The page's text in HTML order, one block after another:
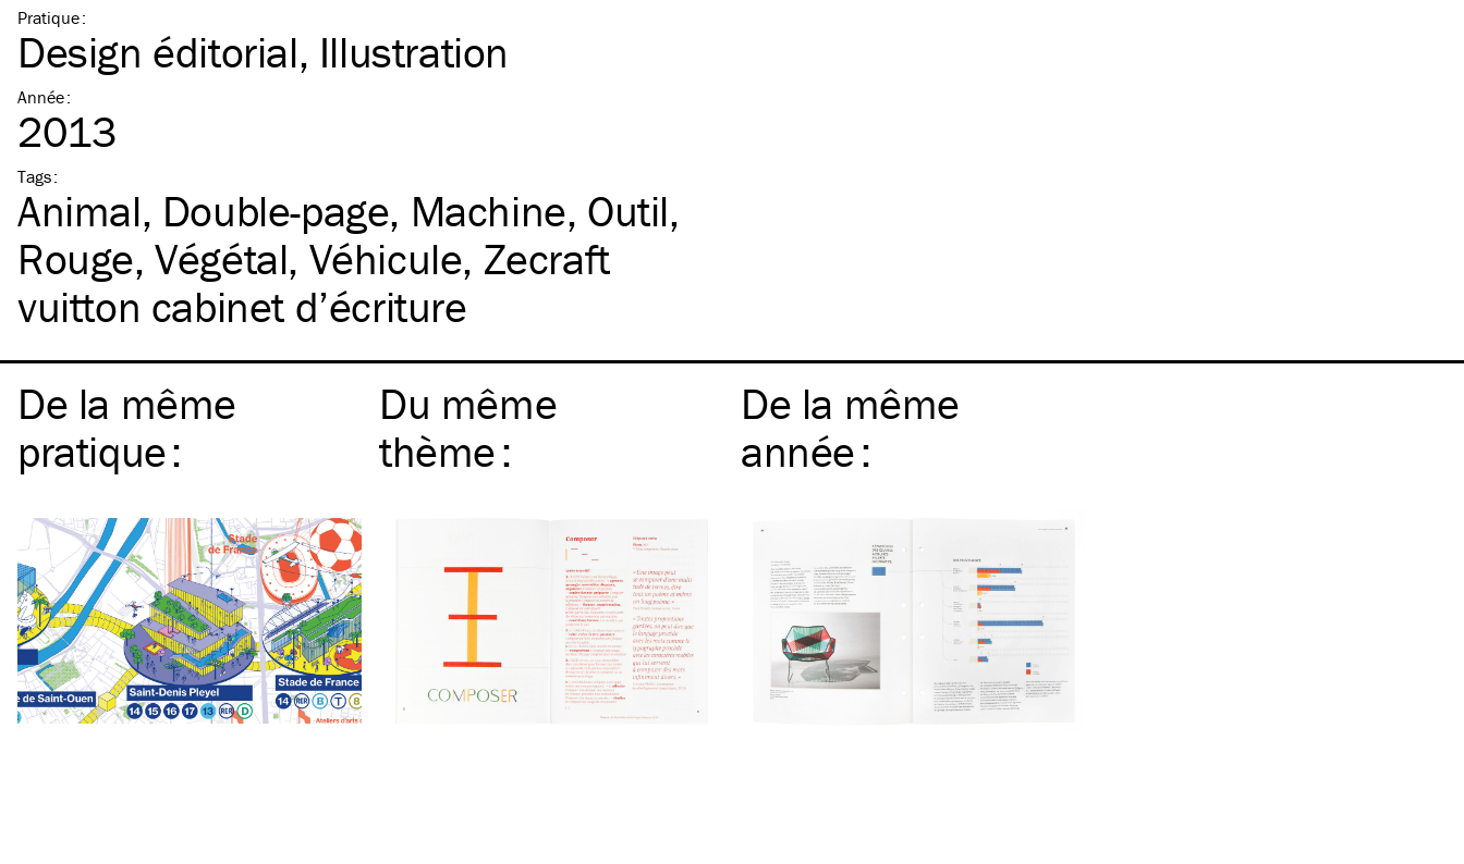
Pratique:
Design éditorial Illustration
Année:
2013
Tags:
Animal Double-page Machine Outil
Rouge Végétal Véhicule Zecraft
vuitton cabinet d’écriture
De la même
pratique:
Du même
thème:
De la même
année: